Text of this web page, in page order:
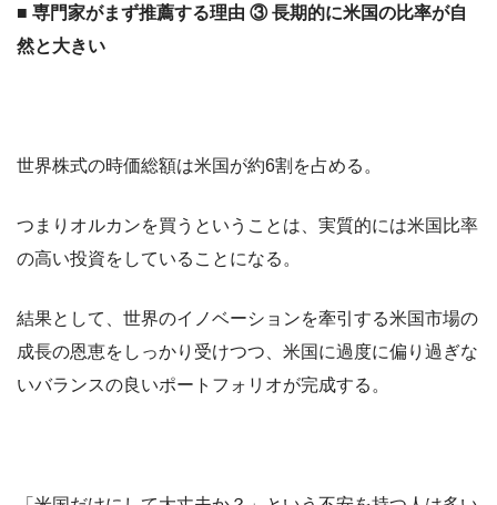
■ 専門家がまず推薦する理由 ③ 長期的に米国の比率が自
然と大きい
世界株式の時価総額は米国が約6割を占める。
つまりオルカンを買うということは、実質的には米国比率
の高い投資をしていることになる。
結果として、世界のイノベーションを牽引する米国市場の
成長の恩恵をしっかり受けつつ、米国に過度に偏り過ぎな
いバランスの良いポートフォリオが完成する。